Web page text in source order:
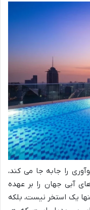
را جابه جا می کند،
آبی جهان را بر عهده
یک استخر نیست، بلکه